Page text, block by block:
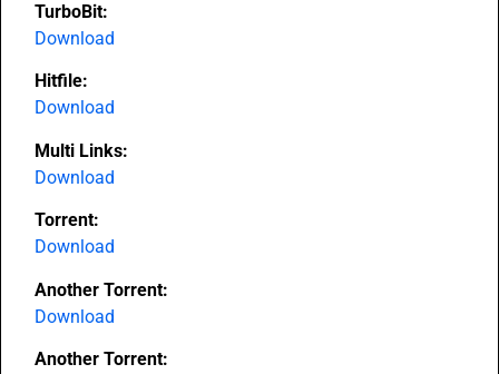
TurboBit:
Download
Hitfile:
Download
Multi Links:
Download
Torrent:
Download
Another Torrent:
Download
Another Torrent: